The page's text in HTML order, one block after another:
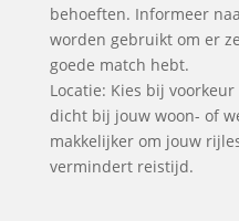
behoeften. Informeer
worden gebruikt om er
goede match hebt.
Locatie: Kies bij
dicht bij jouw woon- of
makkelijker om jouw
vermindert reistijd.